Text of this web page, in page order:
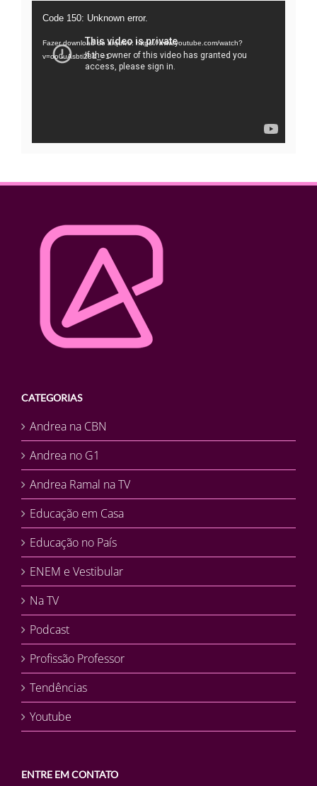
Tocador
vídeo
Code 150: Unknown error.
Fazer download do arquivo: https://www.youtube.com/watch?
v=oo0uAsbti28&_=1
CATEGORIAS
Andrea na CBN
Andrea no G1
Andrea Ramal na TV
Educação em Casa
Educação no País
ENEM e Vestibular
Na TV
Podcast
Profissão Professor
Tendências
Youtube
ENTRE EM CONTATO